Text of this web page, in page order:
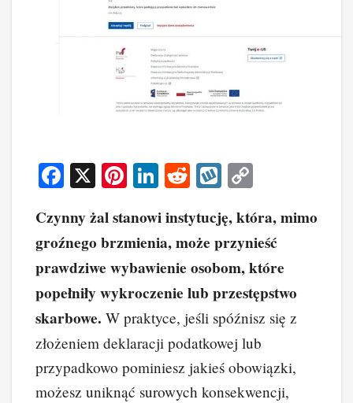
F
c
e
b
o
o
k
X
Pi
er
e
st
Li
k
e
dI
n
R
d
di
t
W
o
p
p
y
Li
n
k
Czynny żal stanowi instytucję, która, mimo
groźnego brzmienia, może przynieść
prawdziwe wybawienie osobom, które
popełniły wykroczenie lub przestępstwo
skarbowe. W praktyce, jeśli spóźnisz się z
złożeniem deklaracji podatkowej lub
przypadkowo pominiesz jakieś obowiązki,
możesz uniknąć surowych konsekwencji,